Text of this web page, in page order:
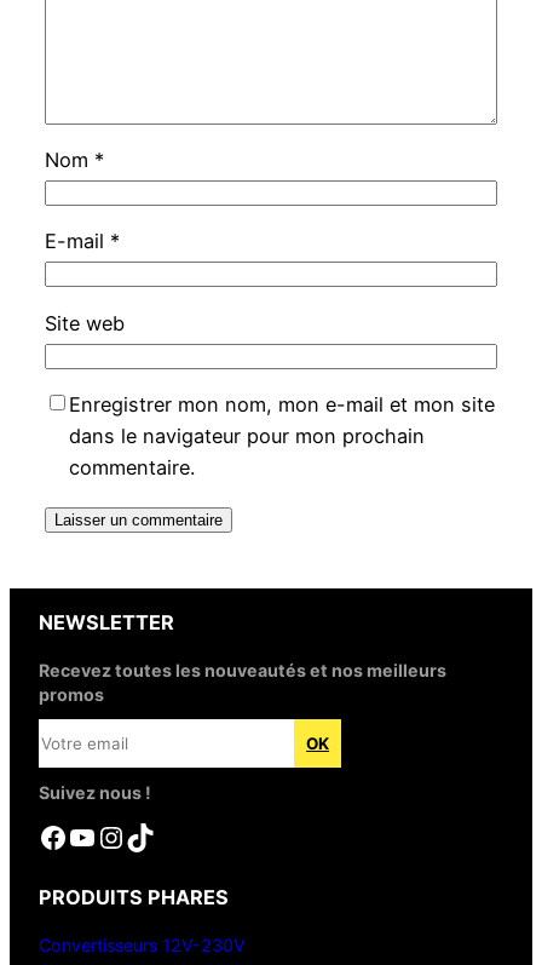
Nom *
E-mail *
Site web
Enregistrer mon nom, mon e-mail et mon site
dans le navigateur pour mon prochain
commentaire.
NEWSLETTER
Recevez toutes les nouveautés et nos meilleurs
promos
Suivez nous !
Facebook YouTube InstagramTikTok
PRODUITS PHARES
Convertisseurs 12V-230V